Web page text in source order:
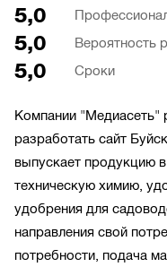
5,0
5,0 Вероятность
5,0 Сроки
Компании "Медиасеть"
разработать сайт
выпускает продукцию
техническую химию,
удобрения для
направления свой
потребности, подача